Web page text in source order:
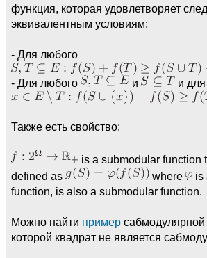
функция, которая удовлетворяет
эквивалентным условиям:
- Для любого
- Для любого и и
Также есть свойство:
is a submodular function
defined as
where
is
function, is also a submodular function.
Можно найти пример
которой квадрат не является